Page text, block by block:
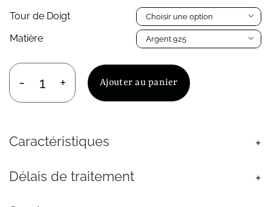
Tour de Doigt

Matière 
quantité
de
Zirconium
pour
Ajouter au panier
Caractéristiques
Délais de traitement